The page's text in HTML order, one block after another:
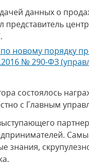
данных о
представитель
новому порядку
№ 290-ФЗ
состоялось
с Главным
знания,